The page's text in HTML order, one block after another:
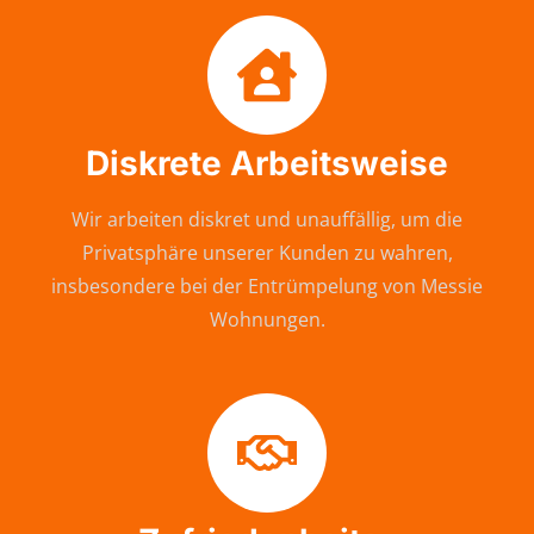
Diskrete Arbeitsweise
Wir arbeiten diskret und unauffällig, um die
Privatsphäre unserer Kunden zu wahren,
insbesondere bei der Entrümpelung von Messie
Wohnungen.